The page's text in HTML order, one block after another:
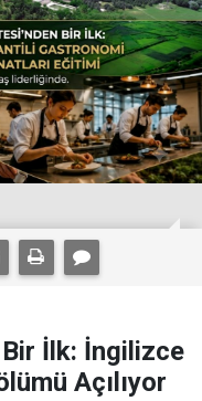
İlk: İngilizce
Açılıyor